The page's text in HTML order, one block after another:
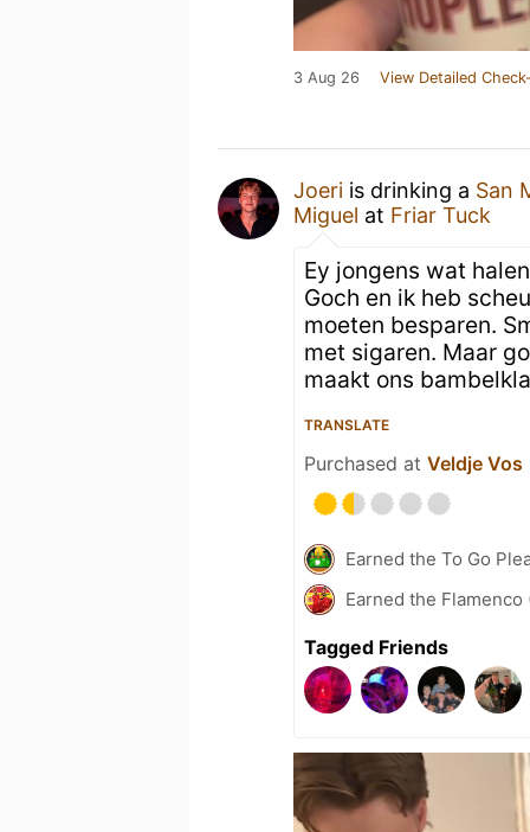
3 Aug 26 View Detailed
Joeri is drinking a San
Miguel at Friar Tuck
Ey jongens wat
Goch en ik heb
moeten besparen.
met sigaren. Maar
maakt ons
TRANSLATE
Purchased at Veldje Vos
Earned the To Go
Earned the
Tagged Friends